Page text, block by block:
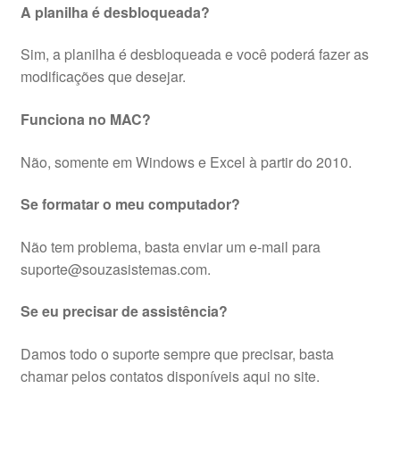
A planilha é desbloqueada?
Sim, a planilha é desbloqueada e você poderá fazer as
modificações que desejar.
Funciona no MAC?
Não, somente em Windows e Excel à partir do 2010.
Se formatar o meu computador?
Não tem problema, basta enviar um e-mail para
suporte@souzasistemas.com.
Se eu precisar de assistência?
Damos todo o suporte sempre que precisar, basta
chamar pelos contatos disponíveis aqui no site.